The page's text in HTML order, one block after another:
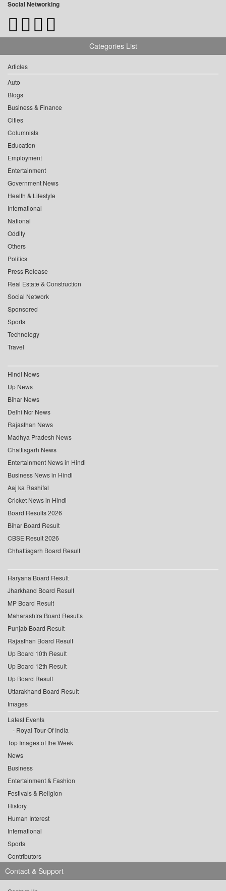
Social Networking
Categories List
Articles
Auto
Blogs
Business & Finance
Cities
Columnists
Education
Employment
Entertainment
Government News
Health & Lifestyle
International
National
Oddity
Others
Politics
Press Release
Real Estate & Construction
Social Network
Sponsored
Sports
Technology
Travel
Hindi News
Up News
Bihar News
Delhi Ncr News
Rajasthan News
Madhya Pradesh News
Chattisgarh News
Entertainment News in Hindi
Business News in Hindi
Aaj ka Rashifal
Cricket News in Hindi
Board Results 2026
Bihar Board Result
CBSE Result 2026
Chhattisgarh Board Result
Haryana Board Result
Jharkhand Board Result
MP Board Result
Maharashtra Board Results
Punjab Board Result
Rajasthan Board Result
Up Board 10th Result
Up Board 12th Result
Up Board Result
Uttarakhand Board Result
Images
Latest Events
Royal Tour Of India
Top Images of the Week
News
Business
Entertainment & Fashion
Festivals & Religion
History
Human Interest
International
Sports
Contributors
Contact & Support